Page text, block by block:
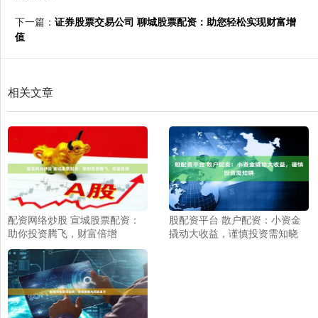
下一篇： 证券股票交易公司 聊城股票配资：助您轻松实现财富增
值
相关文章
配资网络炒股 宣城股票配资：
助你投资腾飞，财富倍增
股配资平台 散户配资：小资金
撬动大收益，谨慎投资需知晓